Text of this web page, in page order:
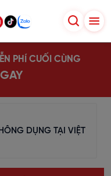
PHÍ CUỐI CÙNG
DỤNG TẠI VIỆT